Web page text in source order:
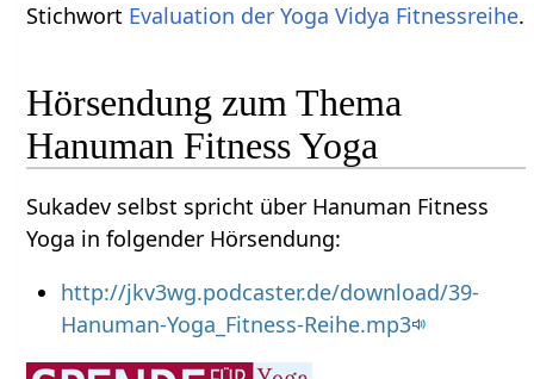
Stichwort Evaluation der Yoga Vidya Fitnessreihe.
Hörsendung zum Thema
Hanuman Fitness Yoga
Sukadev selbst spricht über Hanuman Fitness
Yoga in folgender Hörsendung:
http://jkv3wg.podcaster.de/download/39-
Hanuman-Yoga_Fitness-Reihe.mp3